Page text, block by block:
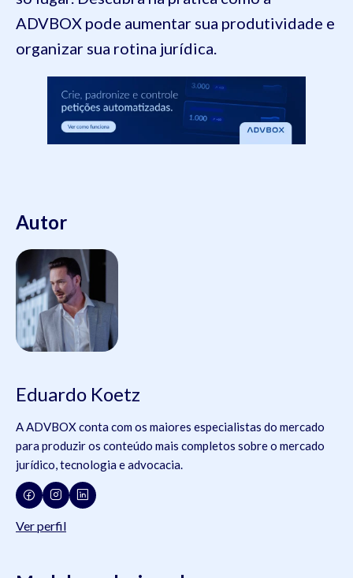
ADVBOX pode aumentar sua produtividade e
organizar sua rotina jurídica.
Autor
Eduardo Koetz
A ADVBOX conta com os maiores especialistas do mercado
para produzir os conteúdo mais completos sobre o mercado
jurídico, tecnologia e advocacia.
Ver perfil